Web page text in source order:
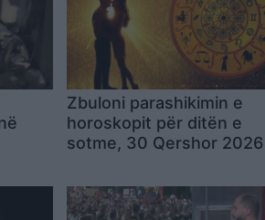
Zbuloni parashikimin e
horoskopit për ditën e
sotme, 30 Qershor 2026